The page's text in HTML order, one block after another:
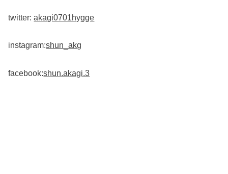
twitter:akagi0701hygge
instagram:shun_akg
facebook:shun.akagi.3